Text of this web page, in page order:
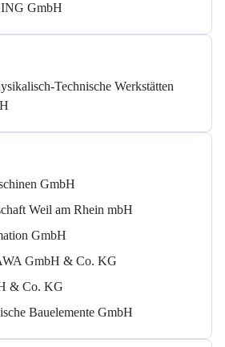
GmbH
Technische Werkstätten
GmbH
Weil am Rhein mbH
GmbH
GmbH & Co. KG
& Co. KG
Bauelemente GmbH